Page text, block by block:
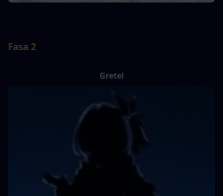
Fasa 2
Gretel